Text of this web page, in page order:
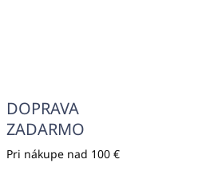
DOPRAVA
ZADARMO
Pri nákupe nad 100 €